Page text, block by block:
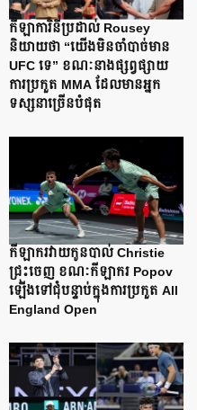
កីឡាការិនីប្រដាល់ Rousey
និយាយថា “យើងមិនចាំបាច់មាន
UFC ទេ” ខណៈនាងផ្សព្វផ្សាយ
ការប្រកួត MMA ដែលមានអ្នក
ទស្សនាច្រើនបំផុត
កីឡាករវាយកូនបាល់ Christie
ជ្រុះចេញ ខណៈកីឡាករ Popov
ឡើងទៅជុំបន្ទាប់ក្នុងការប្រកួត All
England Open